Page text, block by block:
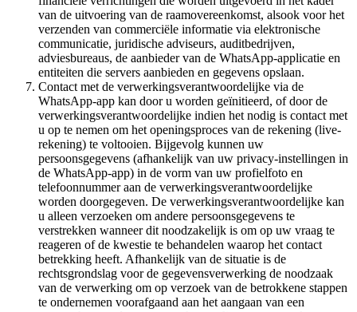
van de uitvoering van de raamovereenkomst, alsook voor het
verzenden van commerciële informatie via elektronische
communicatie, juridische adviseurs, auditbedrijven,
adviesbureaus, de aanbieder van de WhatsApp-applicatie en
entiteiten die servers aanbieden en gegevens opslaan.
Contact met de verwerkingsverantwoordelijke via de
WhatsApp-app kan door u worden geïnitieerd, of door de
verwerkingsverantwoordelijke indien het nodig is contact met
u op te nemen om het openingsproces van de rekening (live-
rekening) te voltooien. Bijgevolg kunnen uw
persoonsgegevens (afhankelijk van uw privacy-instellingen in
de WhatsApp-app) in de vorm van uw profielfoto en
telefoonnummer aan de verwerkingsverantwoordelijke
worden doorgegeven. De verwerkingsverantwoordelijke kan
u alleen verzoeken om andere persoonsgegevens te
verstrekken wanneer dit noodzakelijk is om op uw vraag te
reageren of de kwestie te behandelen waarop het contact
betrekking heeft. Afhankelijk van de situatie is de
rechtsgrondslag voor de gegevensverwerking de noodzaak
van de verwerking om op verzoek van de betrokkene stappen
te ondernemen voorafgaand aan het aangaan van een